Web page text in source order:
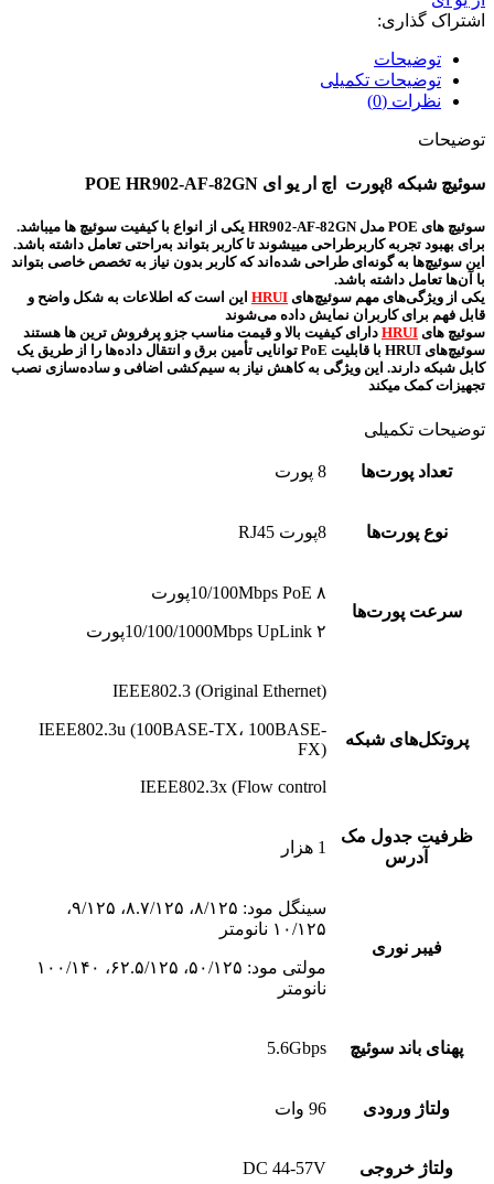
اشتراک گذاری:
توضیحات
توضیحات تکمیلی
نظرات (0)
توضیحات
سوئیچ شبکه 8پورت اچ ار یو ای POE HR902-AF-82GN
سوئیچ های POE مدل HR902-AF-82GN یکی از انواع با کیفیت سوئیچ ها میباشد.
برای بهبود تجربه کاربرطراحی مییشوند تا کاربر بتواند به‌راحتی تعامل داشته باشد.
این سوئیچ‌ها به گونه‌ای طراحی شده‌اند که کاربر بدون نیاز به تخصص خاصی بتواند
با آن‌ها تعامل داشته باشد.
یکی از ویژگی‌های مهم سوئیچ‌های HRUI این است که اطلاعات به شکل واضح و
قابل فهم برای کاربران نمایش داده می‌شوند
سوئیچ های HRUI دارای کیفیت بالا و قیمت مناسب جزو پرفروش ترین ها هستند
سوئیچ‌های HRUI با قابلیت PoE توانایی تأمین برق و انتقال داده‌ها را از طریق یک
کابل شبکه دارند. این ویژگی به کاهش نیاز به سیم‌کشی اضافی و ساده‌سازی نصب
تجهیزات کمک میکند
توضیحات تکمیلی
تعداد پورت‌ها 8 پورت
نوع پورت‌ها 8پورت RJ45
سرعت پورت‌ها
10/100Mbps PoE ۸پورت
10/100/1000Mbps UpLink ۲پورت
پروتکل‌های شبکه
IEEE802.3 (Original Ethernet)
IEEE802.3u (100BASE-TX، 100BASE-
FX)
IEEE802.3x (Flow control
ظرفیت جدول مک
آدرس
1 هزار
فیبر نوری
سینگل مود: ۸/۱۲۵، ۸.۷/۱۲۵، ۹/۱۲۵،
۱۰/۱۲۵ نانومتر
مولتی مود: ۵۰/۱۲۵، ۶۲.۵/۱۲۵، ۱۰۰/۱۴۰
نانومتر
پهنای باند سوئیچ 5.6Gbps
ولتاژ ورودی 96 وات
ولتاژ خروجی DC 44-57V